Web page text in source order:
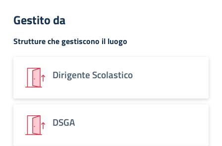
Gestito da
Strutture che gestiscono il luogo
Dirigente Scolastico
DSGA